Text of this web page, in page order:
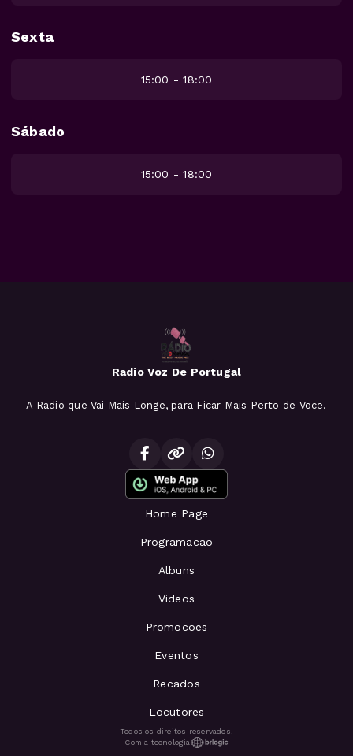
Sexta
15:00 - 18:00
Sábado
15:00 - 18:00
Radio Voz De Portugal
A Radio que Vai Mais Longe, para Ficar Mais Perto de Voce.
Home Page
Programacao
Albuns
Videos
Promocoes
Eventos
Recados
Locutores
Todos os direitos reservados.
Com a tecnologia